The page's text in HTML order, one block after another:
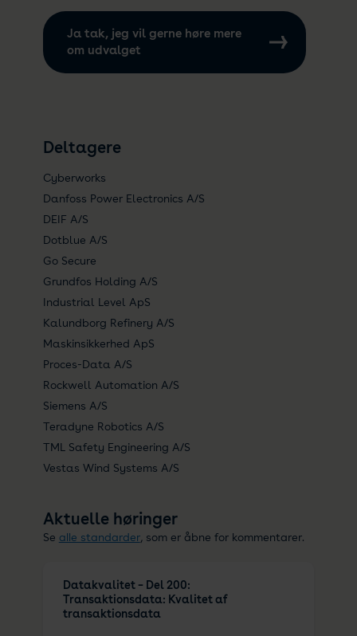
Ja tak, jeg vil gerne høre mere
om udvalget
Deltagere
Cyberworks
Danfoss Power Electronics A/S
DEIF A/S
Dotblue A/S
Go Secure
Grundfos Holding A/S
Industrial Level ApS
Kalundborg Refinery A/S
Maskinsikkerhed ApS
Proces-Data A/S
Rockwell Automation A/S
Siemens A/S
Teradyne Robotics A/S
TML Safety Engineering A/S
Vestas Wind Systems A/S
Aktuelle høringer
Se alle standarder, som er åbne for kommentarer.
Datakvalitet – Del 200:
Transaktionsdata: Kvalitet af
transaktionsdata